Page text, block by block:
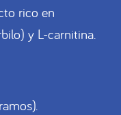
rico en
y L-carnitina.